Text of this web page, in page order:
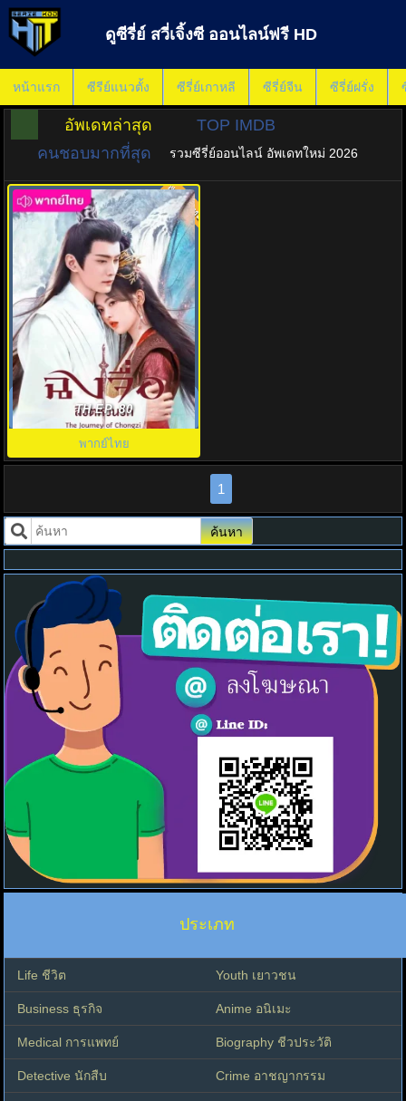
ดูซีรี่ย์ สวี่เจิ้งซี ออนไลน์ฟรี HD
หน้าแรก ซีรีย์แนวตั้ง ซีรี่ย์เกาหลี ซีรี่ย์จีน ซีรี่ย์ฝรั่ง
อัพเดทล่าสุด
TOP IMDB
คนชอบมากที่สุด
รวมซีรี่ย์ออนไลน์ อัพเดทใหม่ 2026
ฉงจื่อลิขิตหวนรัก (2023) The
Journey of Chongzi พากย์ไทย
8.0 พากย์ไทย
TH EP. 80
พากย์ไทย
1
ค้นหา
ประเภท
Life ชีวิต Youth เยาวชน
Business ธุรกิจ Anime อนิเมะ
Medical การแพทย์ Biography ชีวประวัติ
Detective นักสืบ Crime อาชญากรรม